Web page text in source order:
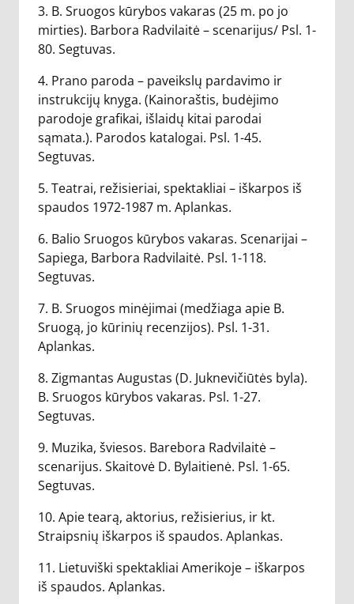
3. B. Sruogos kūrybos vakaras (25 m. po jo
mirties). Barbora Radvilaitė – scenarijus/ Psl. 1-
80. Segtuvas.
4. Prano paroda – paveikslų pardavimo ir
instrukcijų knyga. (Kainoraštis, budėjimo
parodoje grafikai, išlaidų kitai parodai
sąmata.). Parodos katalogai. Psl. 1-45.
Segtuvas.
5. Teatrai, režisieriai, spektakliai – iškarpos iš
spaudos 1972-1987 m. Aplankas.
6. Balio Sruogos kūrybos vakaras. Scenarijai –
Sapiega, Barbora Radvilaitė. Psl. 1-118.
Segtuvas.
7. B. Sruogos minėjimai (medžiaga apie B.
Sruogą, jo kūrinių recenzijos). Psl. 1-31.
Aplankas.
8. Zigmantas Augustas (D. Juknevičiūtės byla).
B. Sruogos kūrybos vakaras. Psl. 1-27.
Segtuvas.
9. Muzika, šviesos. Barebora Radvilaitė –
scenarijus. Skaitovė D. Bylaitienė. Psl. 1-65.
Segtuvas.
10. Apie tearą, aktorius, režisierius, ir kt.
Straipsnių iškarpos iš spaudos. Aplankas.
11. Lietuviški spektakliai Amerikoje – iškarpos
iš spaudos. Aplankas.